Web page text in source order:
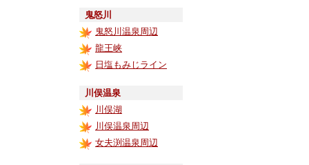
鬼怒川
鬼怒川温泉周辺
龍王峡
日塩もみじライン
川俣温泉
川俣湖
川俣温泉周辺
女夫渕温泉周辺